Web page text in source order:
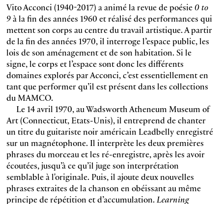
Vito Acconci (1940-2017) a animé la revue de poésie 0 to
9à la fin des années 1960 et réalisé des performances qui
mettent son corps au centre du travail artistique. A partir
de la fin des années 1970, il interroge l’espace public, les
lois de son aménagement et de son habitation. Si le
signe, le corps et l’espace sont donc les différents
domaines explorés par Acconci, c’est essentiellement en
tant que performer qu’il est présent dans les collections
du MAMCO.
Le 14 avril 1970, au Wadsworth Atheneum Museum of
Art (Connecticut, Etats-Unis), il entreprend de chanter
un titre du guitariste noir américain Leadbelly enregistré
sur un magnétophone. Il interprète les deux premières
phrases du morceau et les ré-enregistre, après les avoir
écoutées, jusqu’à ce qu’il juge son interprétation
semblable à l'originale. Puis, il ajoute deux nouvelles
phrases extraites de la chanson en obéissant au même
principe de répétition et d’accumulation.Learning